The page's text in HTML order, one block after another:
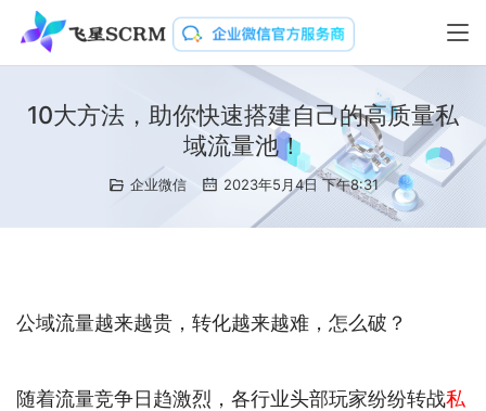
10大方法，助你快速搭建自己的高质量私
域流量池！
企业微信 2023年5月4日 下午8:31
公域流量越来越贵，转化越来越难，怎么破？
随着流量竞争日趋激烈，各行业头部玩家纷纷转战私